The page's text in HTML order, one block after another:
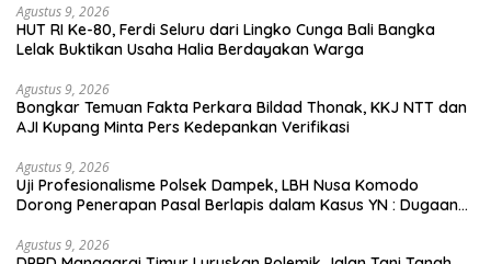
Agustus 9, 2026
HUT RI Ke-80, Ferdi Seluru dari Lingko Cunga Bali Bangka
Lelak Buktikan Usaha Halia Berdayakan Warga
Agustus 9, 2026
Bongkar Temuan Fakta Perkara Bildad Thonak, KKJ NTT dan
AJI Kupang Minta Pers Kedepankan Verifikasi
Agustus 9, 2026
Uji Profesionalisme Polsek Dampek, LBH Nusa Komodo
Dorong Penerapan Pasal Berlapis dalam Kasus YN : Dugaan
Agustus 9, 2026